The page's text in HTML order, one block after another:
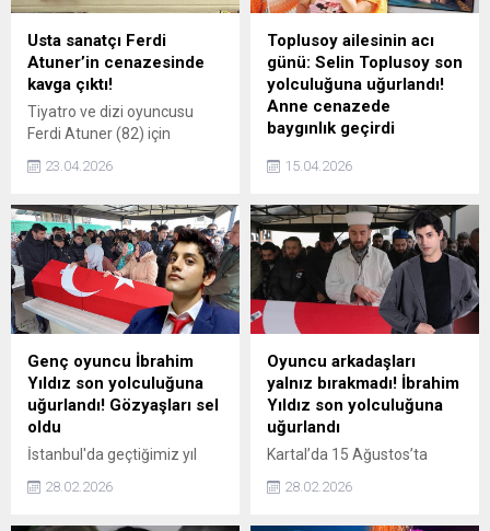
gelmesin' sözleri gündem
oldu. Olayın ardından, Deniz
Uğur cephesinden açıklama
geldi. Uğur, cenazeye katılıp
katılmayacağı hakkında
açıklama yaptı.
Usta sanatçı Ferdi
Atuner’in cenazesinde
kavga çıktı!
Tiyatro ve dizi oyuncusu
Ferdi Atuner (82) için
(AKM) tören düzenlendi.
yaşanan tartışma gündeme
damga vurdu. Taksim
AKM’deki anma sırasında
çıkan gerginlik dikkat çekti.
23.04.2026
Toplusoy ailesinin acı
günü: Selin Toplusoy son
yolculuğuna uğurlandı!
Anne cenazede
baygınlık geçirdi
isimlerden merhum
Toplusoy'un kızı ve Turgut
Toplusoy'un 10 yaşındaki
yeğeni Selin Toplusoy
hayatını kaybetti. Küçük kız,
bugün ailesi ve sevenlerinin
gözyaşlarıyla son
yolculuğuna uğurlandı.
15.04.2026
Genç oyuncu İbrahim
Yıldız son yolculuğuna
uğurlandı! Gözyaşları sel
oldu
İstanbul'da geçtiğimiz yıl
rüzgar nedeniyle devrilen
28.02.2026
Oyuncu arkadaşları
yalnız bırakmadı! İbrahim
Yıldız son yolculuğuna
uğurlandı
Kartal’da 15 Ağustos’ta
devrilen ağacın altında kalan
28.02.2026